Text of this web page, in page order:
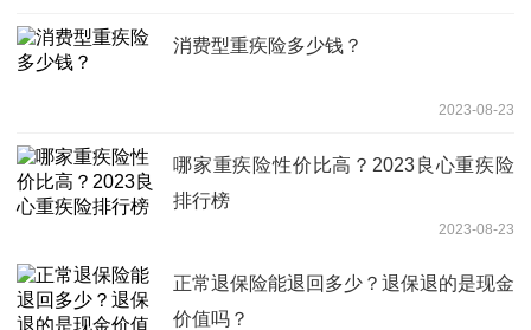
消费型重疾险多少钱？
2023-08-23
哪家重疾险性价比高？2023良心重疾险
排行榜
2023-08-23
正常退保险能退回多少？退保退的是现金
价值吗？